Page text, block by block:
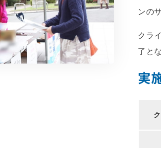
ンの
クラ
了と
実